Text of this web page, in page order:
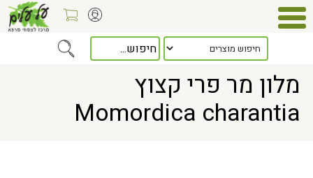
> מלון מר פרי קצוץ Momordica charantia
מלון מר פרי קצוץ
Momordica charantia